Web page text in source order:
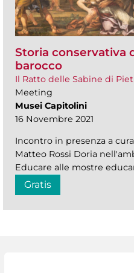
Storia conservativa
barocco
Il Ratto delle Sabine di
Meeting
Musei Capitolini
16 Novembre 2021
Incontro in presenza a
Matteo Rossi Doria
Educare alle mostre
Gratis